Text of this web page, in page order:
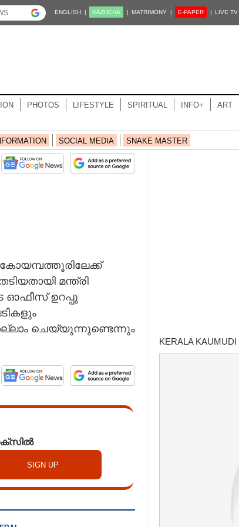
ENGLISH | KĀZHCHA | MATRIMONY | E-PAPER | LIVE TV
PHOTOS LIFESTYLE SPIRITUAL INFO+ ART
SOCIAL MEDIA SNAKE MASTER
മന്ത്രി
ഓഫീസ് ഉറപ്പു
ചെയ്യുന്നുണ്ടെന്നും
KERALA KAUMUDI